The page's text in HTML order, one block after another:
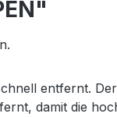
entfernt.
damit die